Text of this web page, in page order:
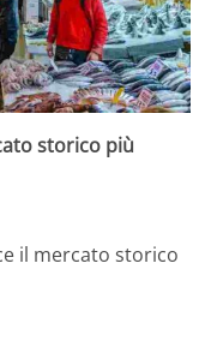
storico più
il mercato storico